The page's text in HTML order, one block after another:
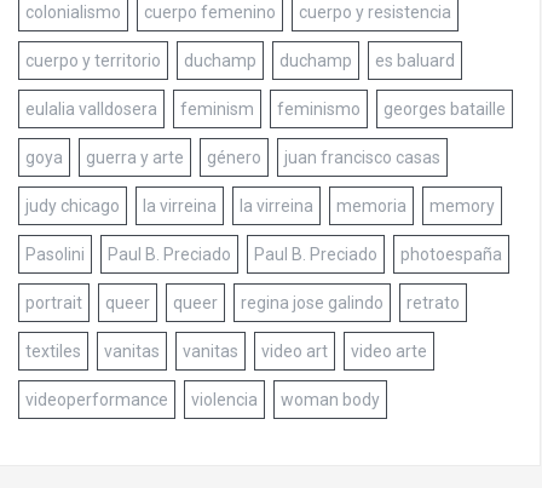
colonialismo cuerpo femenino cuerpo y resistencia
cuerpo y territorio duchamp duchamp es baluard
eulalia valldosera feminism feminismo georges bataille
goya guerra y arte género juan francisco casas
judy chicago la virreina la virreina memoria memory
Pasolini Paul B. Preciado Paul B. Preciado photoespaña
portrait queer queer regina jose galindo retrato
textiles vanitas vanitas video art video arte
videoperformance violencia woman body